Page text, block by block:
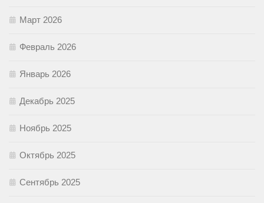
Март 2026
Февраль 2026
Январь 2026
Декабрь 2025
Ноябрь 2025
Октябрь 2025
Сентябрь 2025